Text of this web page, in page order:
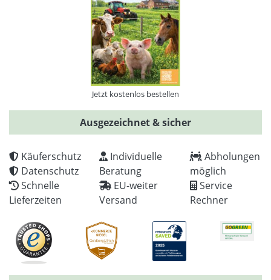
Jetzt kostenlos bestellen
Ausgezeichnet & sicher
Käuferschutz
Datenschutz
Schnelle
Lieferzeiten
Individuelle
Beratung
EU-weiter
Versand
Abholungen
möglich
Service
Rechner